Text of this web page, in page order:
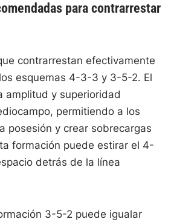
para contrarrestar
contrarrestan efectivamente
esquemas 4-3-3 y 3-5-2. El
amplitud y superioridad
permitiendo a los
posesión y crear sobrecargas
formación puede estirar el 4-
detrás de la línea
3-5-2 puede igualar